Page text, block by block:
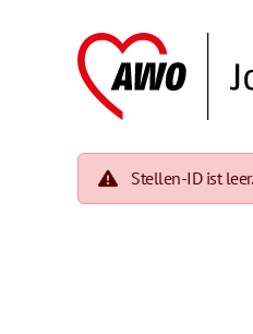
Stellen-ID ist leer.